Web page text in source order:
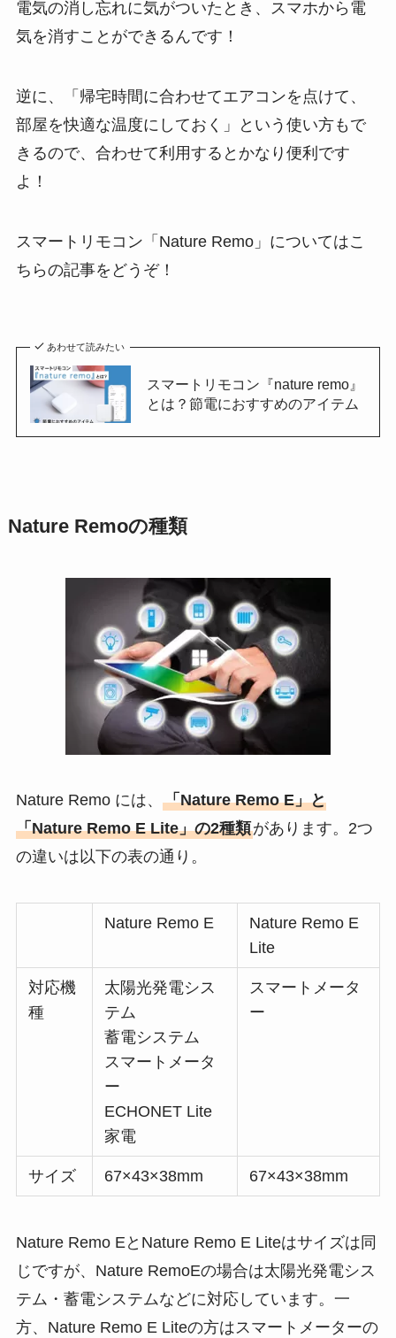
電気の消し忘れに気がついたとき、スマホから電
気を消すことができるんです！
逆に、「帰宅時間に合わせてエアコンを点けて、
部屋を快適な温度にしておく」という使い方もで
きるので、合わせて利用するとかなり便利です
よ！
スマートリモコン「Nature Remo」についてはこ
ちらの記事をどうぞ！
あわせて読みたい
スマートリモコン『nature remo』
とは？節電におすすめのアイテム
Nature Remoの種類
Nature Remo には、 「Nature Remo E」と
「Nature Remo E Lite」の2種類があります。2つ
の違いは以下の表の通り。
Nature Remo E
Nature Remo E
Lite
対応機
種
太陽光発電シス
テム
蓄電システム
スマートメータ
ー
ECHONET Lite
家電
スマートメータ
ー
サイズ 67×43×38mm 67×43×38mm
Nature Remo EとNature Remo E Liteはサイズは同
じですが、Nature RemoEの場合は太陽光発電シス
テム・蓄電システムなどに対応しています。一
方、Nature Remo E Liteの方はスマートメーターの